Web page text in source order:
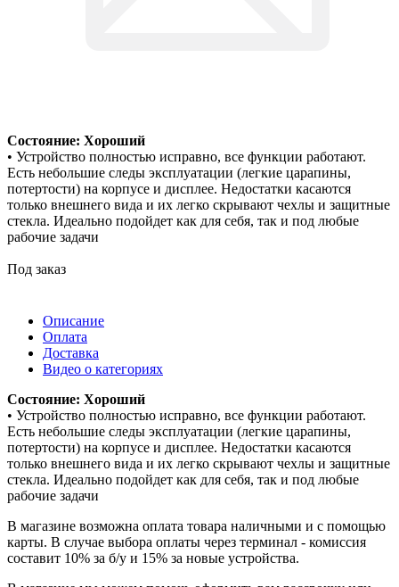
Состояние: Хороший
• Устройство полностью исправно, все функции работают.
Есть небольшие следы эксплуатации (легкие царапины,
потертости) на корпусе и дисплее. Недостатки касаются
только внешнего вида и их легко скрывают чехлы и защитные
стекла. Идеально подойдет как для себя, так и под любые
рабочие задачи
Под заказ
Описание
Оплата
Доставка
Видео о категориях
Состояние: Хороший
• Устройство полностью исправно, все функции работают.
Есть небольшие следы эксплуатации (легкие царапины,
потертости) на корпусе и дисплее. Недостатки касаются
только внешнего вида и их легко скрывают чехлы и защитные
стекла. Идеально подойдет как для себя, так и под любые
рабочие задачи
В магазине возможна оплата товара наличными и с помощью
карты. В случае выбора оплаты через терминал - комиссия
составит 10% за б/у и 15% за новые устройства.